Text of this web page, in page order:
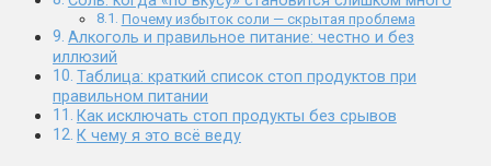
Почему избыток соли — скрытая проблема
Алкоголь и правильное питание: честно и без
иллюзий
Таблица: краткий список стоп продуктов при
правильном питании
Как исключать стоп продукты без срывов
К чему я это всё веду